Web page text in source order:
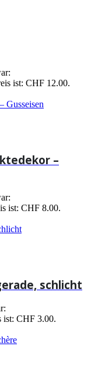
ist: CHF 12.00.
–
ist: CHF 8.00.
schlicht
ist: CHF 3.00.